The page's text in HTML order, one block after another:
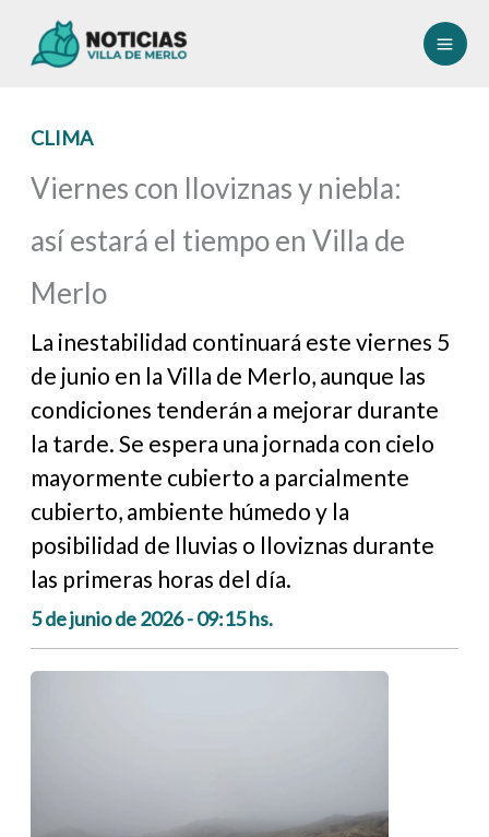
CLIMA
Viernes con lloviznas y niebla:
así estará el tiempo en Villa de
Merlo
La inestabilidad continuará este viernes 5
de junio en la Villa de Merlo, aunque las
condiciones tenderán a mejorar durante
la tarde. Se espera una jornada con cielo
mayormente cubierto a parcialmente
cubierto, ambiente húmedo y la
posibilidad de lluvias o lloviznas durante
las primeras horas del día.
5 de junio de 2026 - 09:15 hs.